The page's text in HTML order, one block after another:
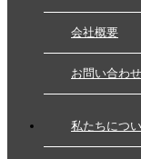
会社概要
お問い合わせ
私たちにつ